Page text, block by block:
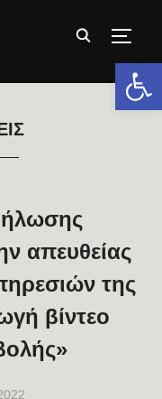
απευθείας
της
βίντεο